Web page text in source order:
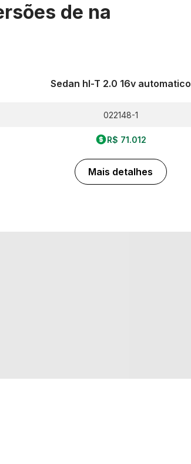
de na
Sedan hl-T 2.0 16v automatico
022148-1
R$ 71.012
Mais detalhes